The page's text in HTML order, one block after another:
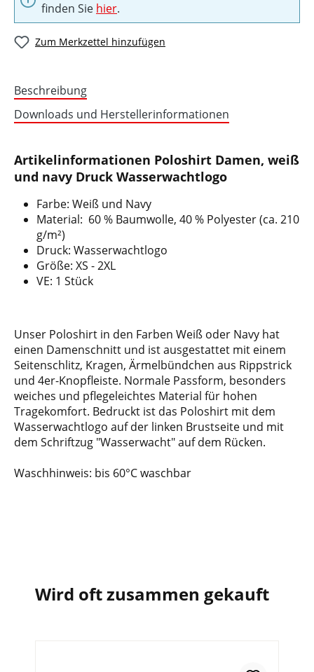
finden Sie hier.
Zum Merkzettel hinzufügen
Beschreibung
Downloads und Herstellerinformationen
Artikelinformationen Poloshirt Damen, weiß
und navy Druck Wasserwachtlogo
Farbe: Weiß und Navy
Material: 60 % Baumwolle, 40 % Polyester (ca. 210
g/m²)
Druck: Wasserwachtlogo
Größe: XS - 2XL
VE: 1 Stück
Unser Poloshirt in den Farben Weiß oder Navy hat
einen Damenschnitt und ist ausgestattet mit einem
Seitenschlitz, Kragen, Ärmelbündchen aus Rippstrick
und 4er-Knopfleiste. Normale Passform, besonders
weiches und pflegeleichtes Material für hohen
Tragekomfort. Bedruckt ist das Poloshirt mit dem
Wasserwachtlogo auf der linken Brustseite und mit
dem Schriftzug "Wasserwacht" auf dem Rücken.
Waschhinweis: bis 60°C waschbar
Wird oft zusammen gekauft